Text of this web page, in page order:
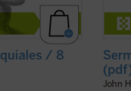
/ 8
John